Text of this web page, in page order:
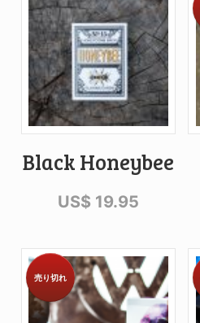
Black Honeybee
US$ 19.95
売り切れ